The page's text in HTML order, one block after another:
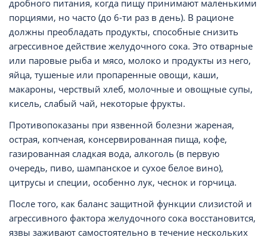
дробного питания, когда пищу принимают маленькими
порциями, но часто (до 6-ти раз в день). В рационе
должны преобладать продукты, способные снизить
агрессивное действие желудочного сока. Это отварные
или паровые рыба и мясо, молоко и продукты из него,
яйца, тушеные или пропаренные овощи, каши,
макароны, черствый хлеб, молочные и овощные супы,
кисель, слабый чай, некоторые фрукты.
Противопоказаны при язвенной болезни жареная,
острая, копченая, консервированная пища, кофе,
газированная сладкая вода, алкоголь (в первую
очередь, пиво, шампанское и сухое белое вино),
цитрусы и специи, особенно лук, чеснок и горчица.
После того, как баланс защитной функции слизистой и
агрессивного фактора желудочного сока восстановится,
язвы заживают самостоятельно в течение нескольких